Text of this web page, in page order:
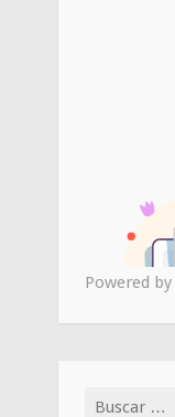
Powered by
Buscar: